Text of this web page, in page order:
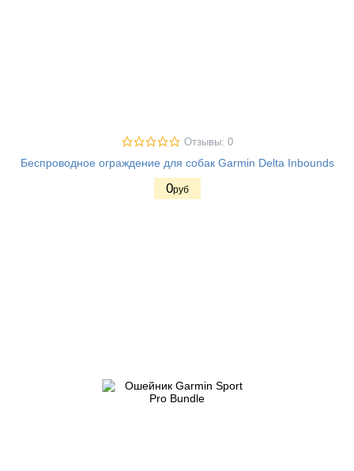
Отзывы: 0
Беспроводное ограждение для собак Garmin Delta Inbounds
0руб